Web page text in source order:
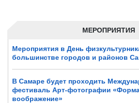
МЕРОПРИЯТИЯ
Мероприятия в День
большинстве городов и районов
В Самаре будет проходить
фестиваль Арт-фотографии
воображение»